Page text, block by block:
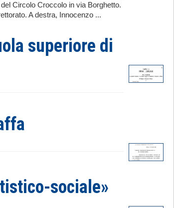
Circolo Croccolo in via Borghetto.
A destra, Innocenzo ...
superiore di
sociale»